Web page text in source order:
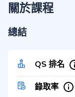
關於課程
總結
QS 排名
錄取率